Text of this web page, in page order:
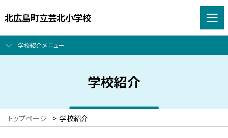
北広島町立芸北小学校
学校紹介メニュー
学校紹介
トップページ > 学校紹介